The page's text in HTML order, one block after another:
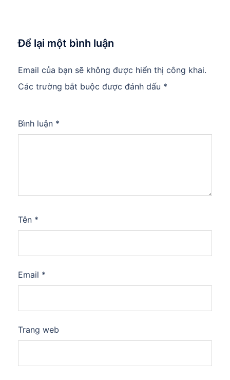
Để lại một bình luận
Email của bạn sẽ không được hiển thị công khai.
Các trường bắt buộc được đánh dấu *
Bình luận *
Tên *
Email *
Trang web